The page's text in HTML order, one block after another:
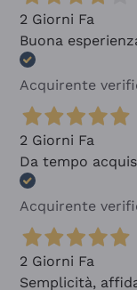
2 Giorni Fa
Buona
Acquirente
2 Giorni Fa
Da tempo
Acquirente
2 Giorni Fa
Semplicità,